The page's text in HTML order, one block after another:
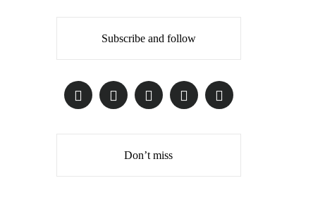
Subscribe and follow
Don’t miss